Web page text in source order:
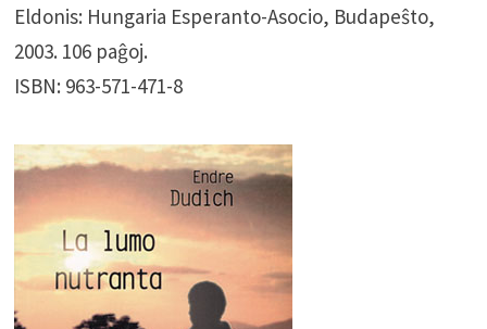
Eldonis: Hungaria Esperanto-Asocio, Budapeŝto,
2003. 106 paĝoj.
ISBN: 963-571-471-8